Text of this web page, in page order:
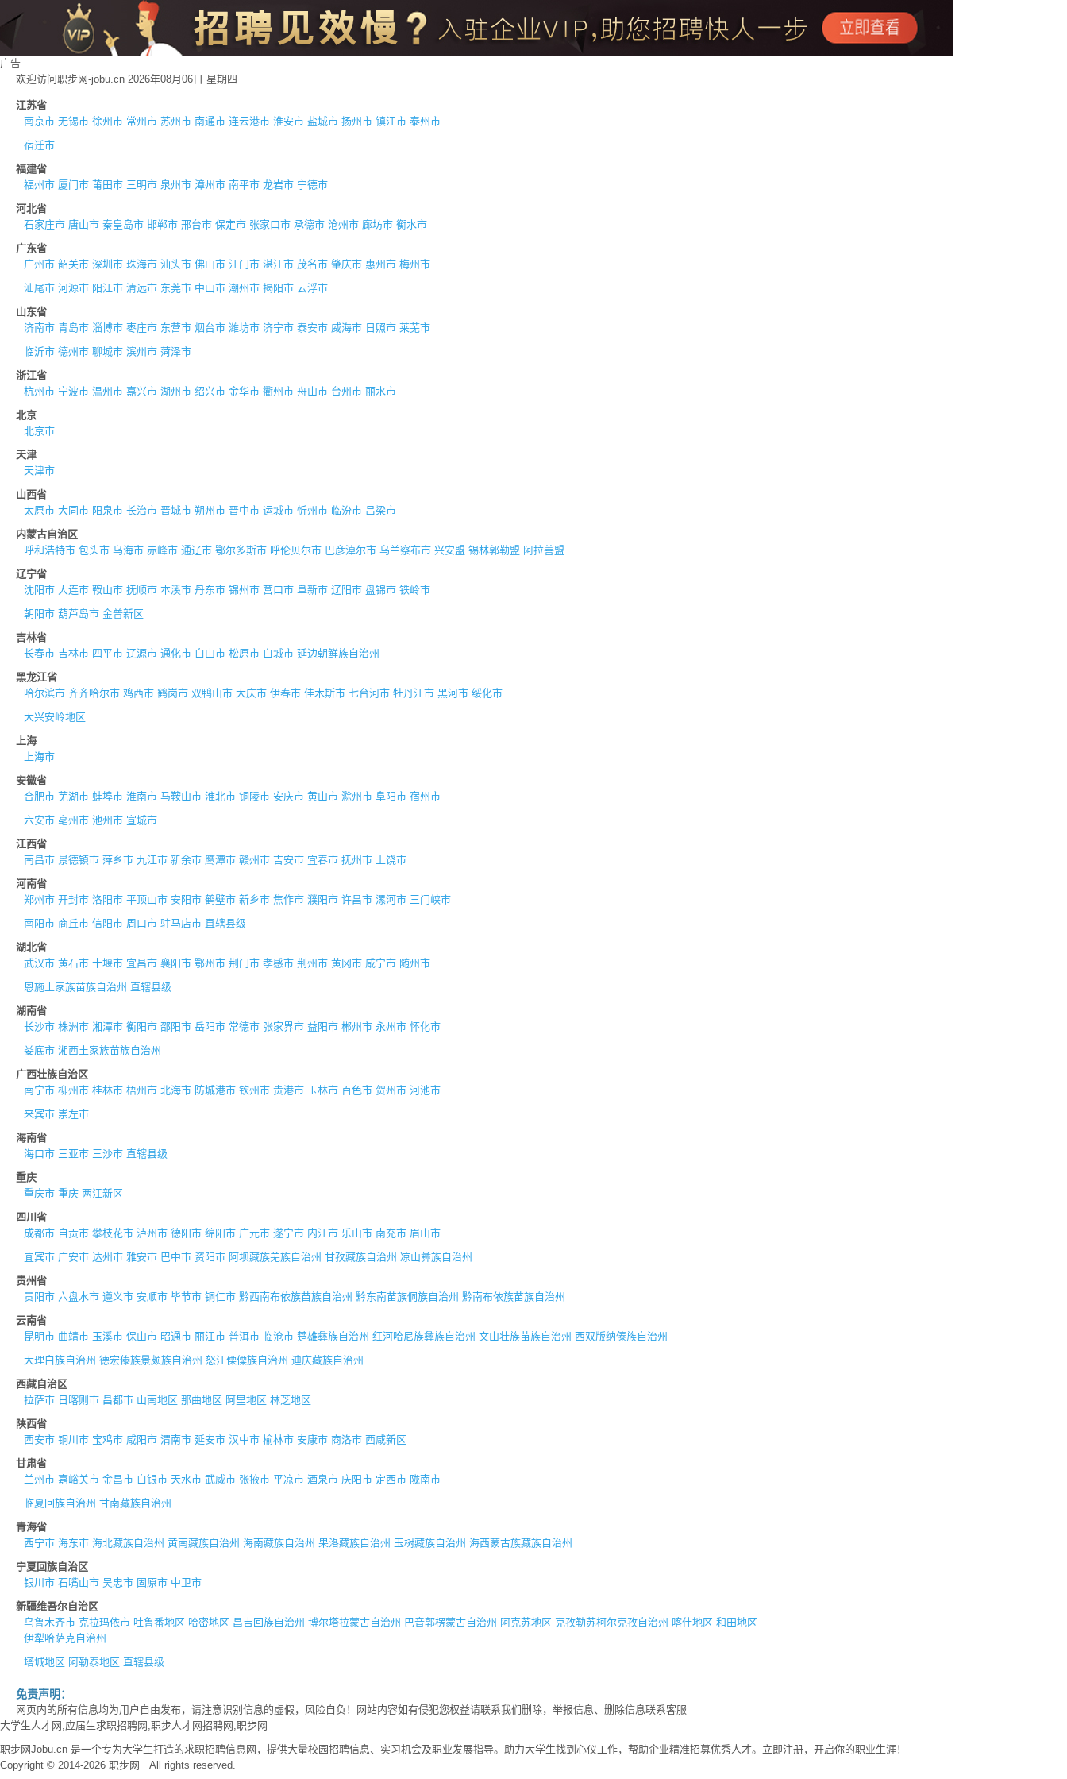
广告
欢迎访问职步网-jobu.cn 2026年08月06日 星期四
江苏省
南京市 无锡市 徐州市 常州市 苏州市 南通市 连云港市 淮安市 盐城市 扬州市 镇江市 泰州市
宿迁市
福建省
福州市 厦门市 莆田市 三明市 泉州市 漳州市 南平市 龙岩市 宁德市
河北省
石家庄市 唐山市 秦皇岛市 邯郸市 邢台市 保定市 张家口市 承德市 沧州市 廊坊市 衡水市
广东省
广州市 韶关市 深圳市 珠海市 汕头市 佛山市 江门市 湛江市 茂名市 肇庆市 惠州市 梅州市
汕尾市 河源市 阳江市 清远市 东莞市 中山市 潮州市 揭阳市 云浮市
山东省
济南市 青岛市 淄博市 枣庄市 东营市 烟台市 潍坊市 济宁市 泰安市 威海市 日照市 莱芜市
临沂市 德州市 聊城市 滨州市 菏泽市
浙江省
杭州市 宁波市 温州市 嘉兴市 湖州市 绍兴市 金华市 衢州市 舟山市 台州市 丽水市
北京
北京市
天津
天津市
山西省
太原市 大同市 阳泉市 长治市 晋城市 朔州市 晋中市 运城市 忻州市 临汾市 吕梁市
内蒙古自治区
呼和浩特市 包头市 乌海市 赤峰市 通辽市 鄂尔多斯市 呼伦贝尔市 巴彦淖尔市 乌兰察布市 兴安盟 锡林郭勒盟 阿拉善盟
辽宁省
沈阳市 大连市 鞍山市 抚顺市 本溪市 丹东市 锦州市 营口市 阜新市 辽阳市 盘锦市 铁岭市
朝阳市 葫芦岛市 金普新区
吉林省
长春市 吉林市 四平市 辽源市 通化市 白山市 松原市 白城市 延边朝鲜族自治州
黑龙江省
哈尔滨市 齐齐哈尔市 鸡西市 鹤岗市 双鸭山市 大庆市 伊春市 佳木斯市 七台河市 牡丹江市 黑河市 绥化市
大兴安岭地区
上海
上海市
安徽省
合肥市 芜湖市 蚌埠市 淮南市 马鞍山市 淮北市 铜陵市 安庆市 黄山市 滁州市 阜阳市 宿州市
六安市 亳州市 池州市 宣城市
江西省
南昌市 景德镇市 萍乡市 九江市 新余市 鹰潭市 赣州市 吉安市 宜春市 抚州市
上饶市
河南省
郑州市 开封市 洛阳市 平顶山市 安阳市 鹤壁市 新乡市 焦作市 濮阳市 许昌市 漯河市 三门峡市
南阳市 商丘市 信阳市 周口市 驻马店市 直辖县级
湖北省
武汉市 黄石市 十堰市 宜昌市 襄阳市 鄂州市 荆门市 孝感市 荆州市 黄冈市 咸宁市 随州市
恩施土家族苗族自治州 直辖县级
湖南省
长沙市 株洲市 湘潭市 衡阳市 邵阳市 岳阳市 常德市 张家界市 益阳市 郴州市 永州市 怀化市
娄底市 湘西土家族苗族自治州
广西壮族自治区
南宁市 柳州市 桂林市 梧州市 北海市 防城港市 钦州市 贵港市 玉林市 百色市 贺州市 河池市
来宾市 崇左市
海南省
海口市 三亚市 三沙市 直辖县级
重庆
重庆市 重庆 两江新区
四川省
成都市 自贡市 攀枝花市 泸州市 德阳市 绵阳市 广元市 遂宁市 内江市 乐山市 南充市 眉山市
宜宾市 广安市 达州市 雅安市 巴中市 资阳市 阿坝藏族羌族自治州 甘孜藏族自治州 凉山彝族自治州
贵州省
贵阳市 六盘水市 遵义市 安顺市 毕节市 铜仁市 黔西南布依族苗族自治州 黔东南苗族侗族自治州 黔南布依族苗族自治州
云南省
昆明市 曲靖市 玉溪市 保山市 昭通市 丽江市 普洱市 临沧市 楚雄彝族自治州 红河哈尼族彝族自治州 文山壮族苗族自治州 西双版纳傣族自治州
大理白族自治州 德宏傣族景颇族自治州 怒江傈僳族自治州 迪庆藏族自治州
西藏自治区
拉萨市 日喀则市 昌都市 山南地区 那曲地区 阿里地区 林芝地区
陕西省
西安市 铜川市 宝鸡市 咸阳市 渭南市 延安市 汉中市 榆林市 安康市 商洛市 西咸新区
甘肃省
兰州市 嘉峪关市 金昌市 白银市 天水市 武威市 张掖市 平凉市 酒泉市 庆阳市 定西市 陇南市
临夏回族自治州 甘南藏族自治州
青海省
西宁市 海东市 海北藏族自治州 黄南藏族自治州 海南藏族自治州 果洛藏族自治州 玉树藏族自治州 海西蒙古族藏族自治州
宁夏回族自治区
银川市 石嘴山市 吴忠市 固原市 中卫市
新疆维吾尔自治区
乌鲁木齐市 克拉玛依市 吐鲁番地区 哈密地区 昌吉回族自治州 博尔塔拉蒙古自治州 巴音郭楞蒙古自治州 阿克苏地区 克孜勒苏柯尔克孜自治州 喀什地区 和田地区
伊犁哈萨克自治州
塔城地区 阿勒泰地区 直辖县级
免责声明：
网页内的所有信息均为用户自由发布，请注意识别信息的虚假，风险自负！网站内容如有侵犯您权益请联系我们删除，举报信息、删除信息联系客服
大学生人才网,应届生求职招聘网,职步人才网招聘网,职步网
职步网Jobu.cn 是一个专为大学生打造的求职招聘信息网，提供大量校园招聘信息、实习机会及职业发展指导。助力大学生找到心仪工作，帮助企业精准招募优秀人才。立即注册，开启你的职业生涯！
Copyright © 2014-2026 职步网 All rights reserved.